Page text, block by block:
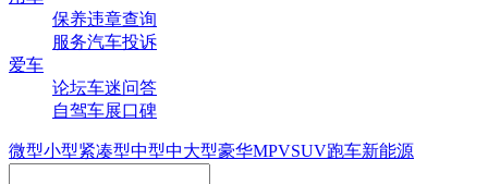
保养违章查询
服务汽车投诉
爱车
论坛车迷问答
自驾车展口碑
微型小型紧凑型中型中大型豪华MPVSUV跑车新能源